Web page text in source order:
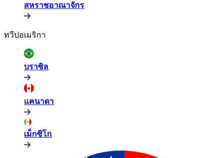
สหราชอาณาจักร​​
ทวีปอเมริกา​​
บราซิล​​
แคนาดา​​
เม็กซิโก​​